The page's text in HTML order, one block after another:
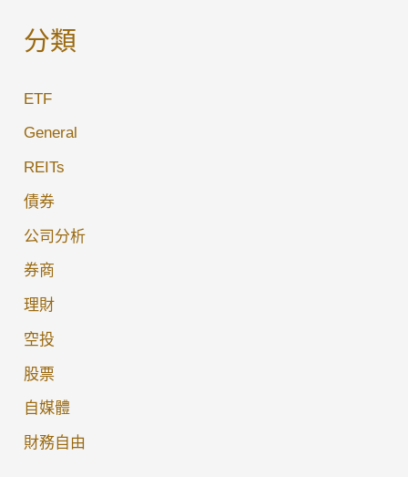
局
說
就
能
秒
懂
球
最
大
家」
如
何
分類
ETF
General
REITs
債券
公司分析
券商
理財
空投
股票
自媒體
財務自由